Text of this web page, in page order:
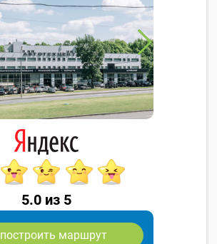
5.0 из 5
построить маршрут